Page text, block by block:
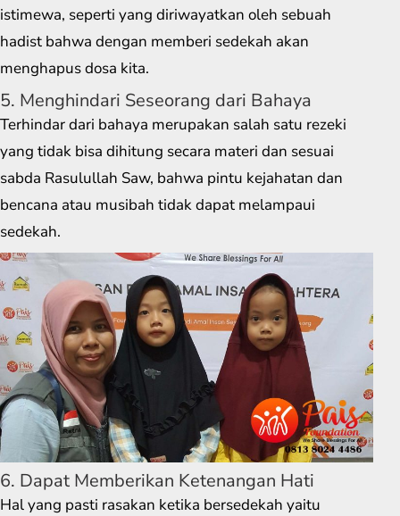
istimewa, seperti yang diriwayatkan oleh sebuah
hadist bahwa dengan memberi sedekah akan
menghapus dosa kita.
5. Menghindari Seseorang dari Bahaya
Terhindar dari bahaya merupakan salah satu rezeki
yang tidak bisa dihitung secara materi dan sesuai
sabda Rasulullah Saw, bahwa pintu kejahatan dan
bencana atau musibah tidak dapat melampaui
sedekah.
6. Dapat Memberikan Ketenangan Hati
Hal yang pasti rasakan ketika bersedekah yaitu